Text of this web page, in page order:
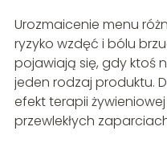
Urozmaicenie menu
ryzyko wzdęć i bólu
pojawiają się, gdy ktoś
jeden rodzaj produktu.
efekt terapii
przewlekłych